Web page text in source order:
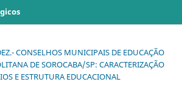
CONSELHOS MUNICIPAIS DE EDUCAÇÃO
DE SOROCABA/SP: CARACTERIZAÇÃO
E ESTRUTURA EDUCACIONAL